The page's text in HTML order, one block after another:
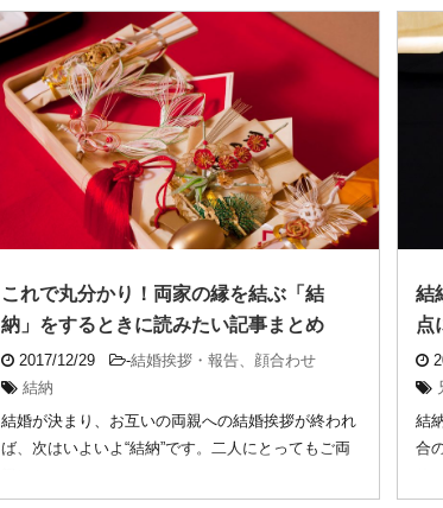
これで丸分かり！両家の縁を結ぶ「結
納」をするときに読みたい記事まとめ
2017/12/29 -結婚挨拶・報告、顔合わせ
結納
結婚が決まり、お互いの両親への結婚挨拶が終われ
ば、次はいよいよ“結納”です。二人にとってもご両
結
点
結
合